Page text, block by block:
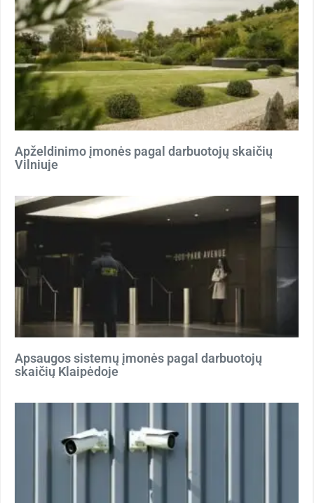
Apželdinimo įmonės pagal darbuotojų skaičių
Vilniuje
Apsaugos sistemų įmonės pagal darbuotojų
skaičių Klaipėdoje